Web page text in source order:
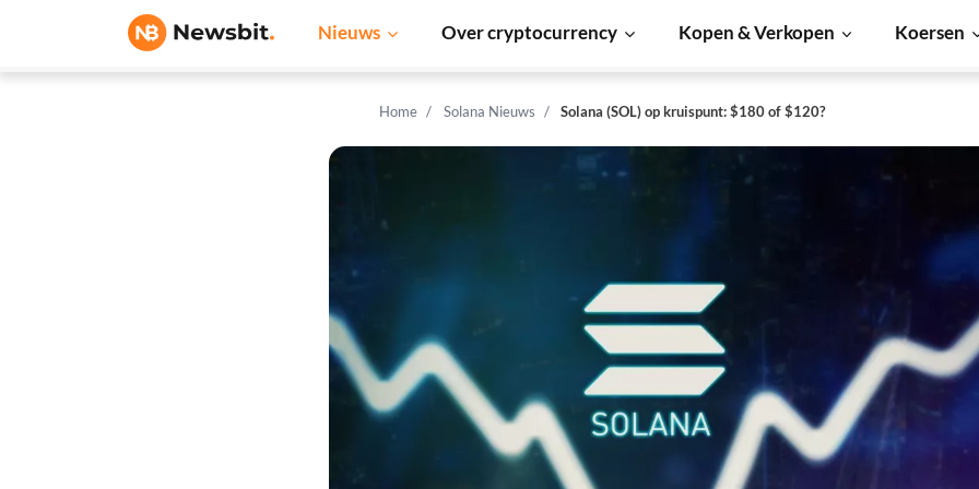
Nieuws Over cryptocurrency Kopen & Verkopen Koersen
Home Solana Nieuws Solana (SOL) op kruispunt: $180 of $120?